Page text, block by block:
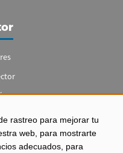
rastreo para mejorar tu
web, para mostrarte
adecuados, para